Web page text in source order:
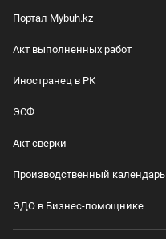
Портал Mybuh.kz
Акт выполненных работ
Иностранец в РК
ЭСФ
Акт сверки
Производственный календарь
ЭДО в Бизнес-помощнике